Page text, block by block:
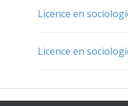
Licence en
Licence en